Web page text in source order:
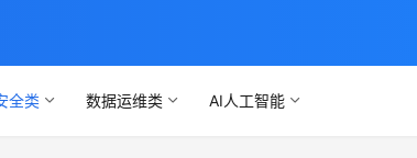
全类 数据运维类 AI人工智能